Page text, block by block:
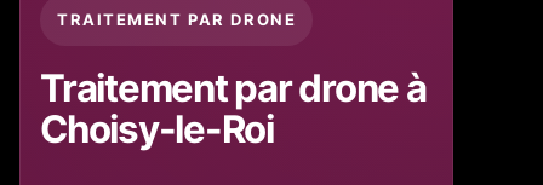
TRAITEMENT PAR DRONE
Traitement par drone à
Choisy-le-Roi